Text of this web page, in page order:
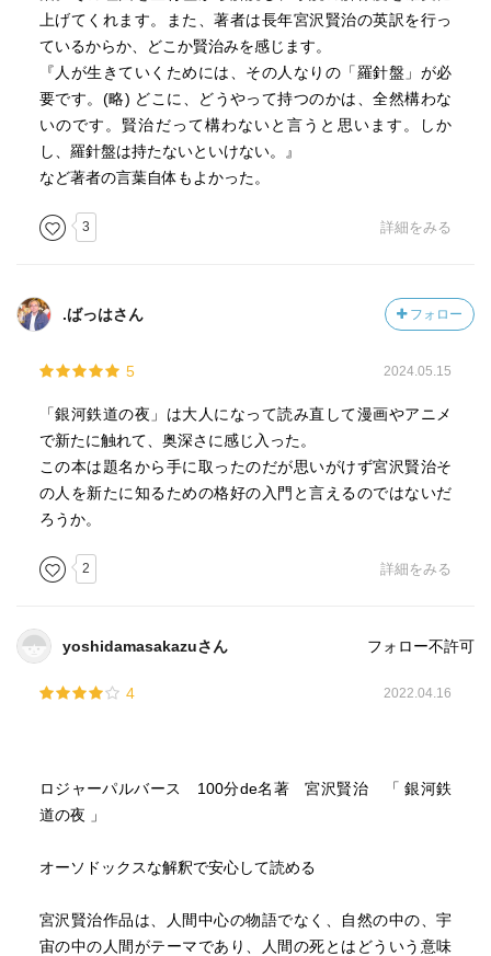
著者はこの台詞を、トシを失った賢治の言葉として捉えて
いる。
"トシの魂と一緒に、どこまでも、自分が正しいと思う道を
歩んでいこう"
そして著者は、カンパネルラが助けたのがジョバンニを苛
めるザネリであったことにも触れている。
「好き嫌い、善悪に関係なく、すべての人に分け隔てなく
ー。…………賢治はそう言いたかったのでしょう。」
「……自ら野や山に分け入って能動的に自然と関わろうと
るで手帳に書き留めるように作品に描き出しています。」
る分子のひとつであり、宇宙をも含めたこの世の森羅万象
は、自分と常に一心同体であると考えていました。」
ああ、その通りだと思った。
本書でも触れていたが、『春と修羅』の冒頭、
「わたくしといふ現象は
ひとつの青い照明です
に如実に現れている。
そして、
この一文を著者は、
と解説する。
なるほど。
が、ぼんやりと理解したつもりになっていた事柄を、改め
「人間は自然の分子のひとつであり、すべての分子は時間
軸を超えて、永遠に互いにつながっている。だから、自分
上げてくれます。また、著者は長年宮沢賢治の英訳を行っ
ているからか、どこか賢治みを感じます。
『人が生きていくためには、その人なりの「羅針盤」が必
要です。(略) どこに、どうやって持つのかは、全然構わな
いのです。賢治だって構わないと言うと思います。しか
し、羅針盤は持たないといけない。』
など著者の言葉自体もよかった。
3 詳細をみる
.ばっはさん フォロー
5 2024.05.15
「銀河鉄道の夜」は大人になって読み直して漫画やアニメ
で新たに触れて、奥深さに感じ入った。
この本は題名から手に取ったのだが思いがけず宮沢賢治そ
の人を新たに知るための格好の入門と言えるのではないだ
ろうか。
2 詳細をみる
yoshidamasakazuさん フォロー不許可
4 2022.04.16
ロジャーパルバース 100分de名著 宮沢賢治 「 銀河鉄
道の夜 」
オーソドックスな解釈で安心して読める
宮沢賢治作品は、人間中心の物語でなく、自然の中の、宇
宙の中の人間がテーマであり、人間の死とはどういう意味